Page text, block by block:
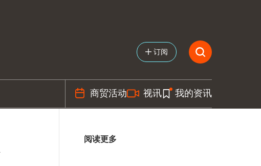
订阅
商贸活动 视讯 我的资讯
阅读更多